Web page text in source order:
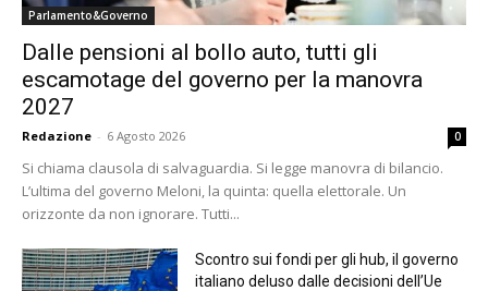
Parlamento&Governo
Dalle pensioni al bollo auto, tutti gli
escamotage del governo per la manovra
2027
Redazione - 6 Agosto 2026 0
Si chiama clausola di salvaguardia. Si legge manovra di bilancio.
L’ultima del governo Meloni, la quinta: quella elettorale. Un
orizzonte da non ignorare. Tutti...
Scontro sui fondi per gli hub, il governo
italiano deluso dalle decisioni dell’Ue